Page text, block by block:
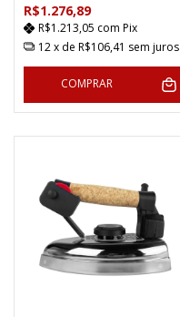
R$1.276,89
R$1.213,05 com Pix
12x de R$106,41 sem juros
COMPRAR